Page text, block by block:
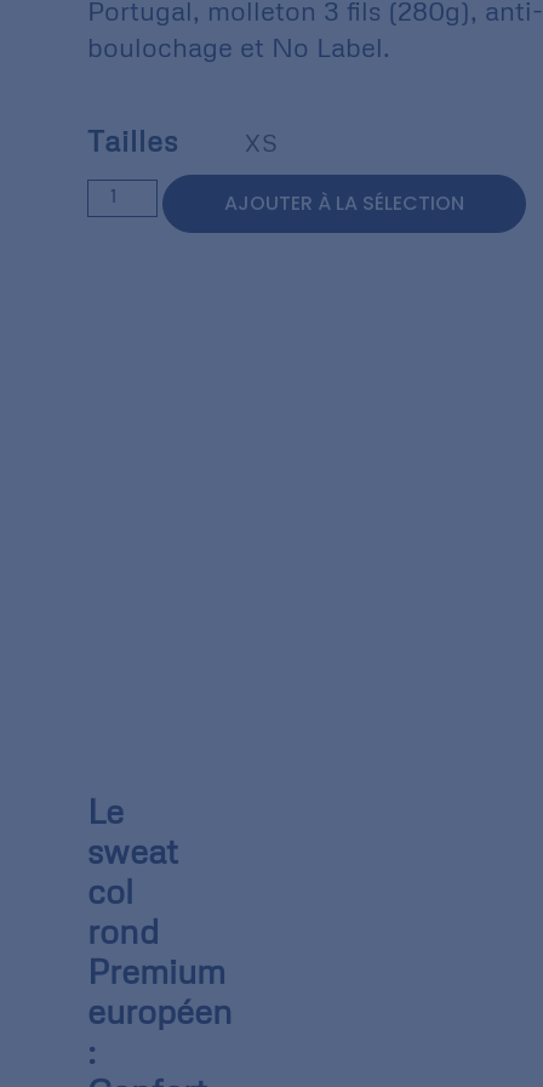
Portugal, molleton 3 fils (280g), anti-
boulochage et No Label.
Tailles XS
AJOUTER À LA SÉLECTION
Le
sweat
col
rond
Premium
européen
: